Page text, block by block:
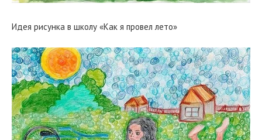
Идея рисунка в школу «Как я провел лето»